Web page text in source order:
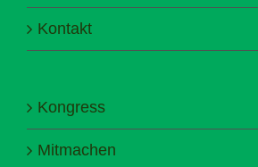
Kontakt
Kongress
Mitmachen